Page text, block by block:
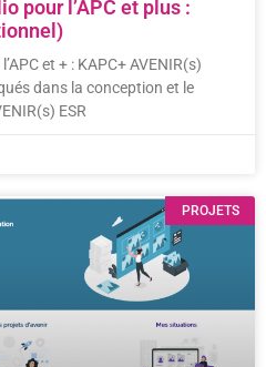
pour l’APC et plus :
et + : KAPC+ AVENIR(s)
dans la conception et le
ESR
PROJETS